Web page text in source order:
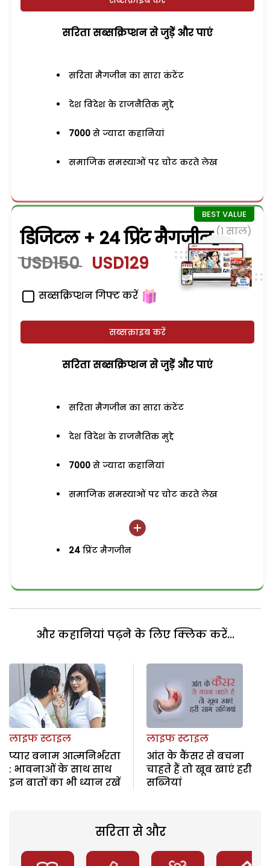
सरिता सब्सक्रिप्शन से जुड़ेें और पाएं
सरिता मैगजीन का सारा कंटेंट
देश विदेश के राजनैतिक मुद्दे
7000 से ज्यादा कहानियां
समाजिक समस्याओं पर चोट करते लेख
डिजिटल + 24 प्रिंट मैगजीन (1 साल)
USD150 USD129
सब्सक्रिप्शन गिफ्ट करें
सब्सक्राइब करें
सरिता सब्सक्रिप्शन से जुड़ेें और पाएं
सरिता मैगजीन का सारा कंटेंट
देश विदेश के राजनैतिक मुद्दे
7000 से ज्यादा कहानियां
समाजिक समस्याओं पर चोट करते लेख
24 प्रिंट मैगजीन
और कहानियां पढ़ने के लिए क्लिक करें...
लाइफ स्टाइल
प्यार बनाम आत्मनिर्भरता
: भावनाओं के साथ साथ
इन बातों का भी ध्यान रखें
लाइफ स्टाइल
आंत के कैंसर से बचना
चाहते हैं तो खूब खाएं हरी
सब्जियां
सरिता से और